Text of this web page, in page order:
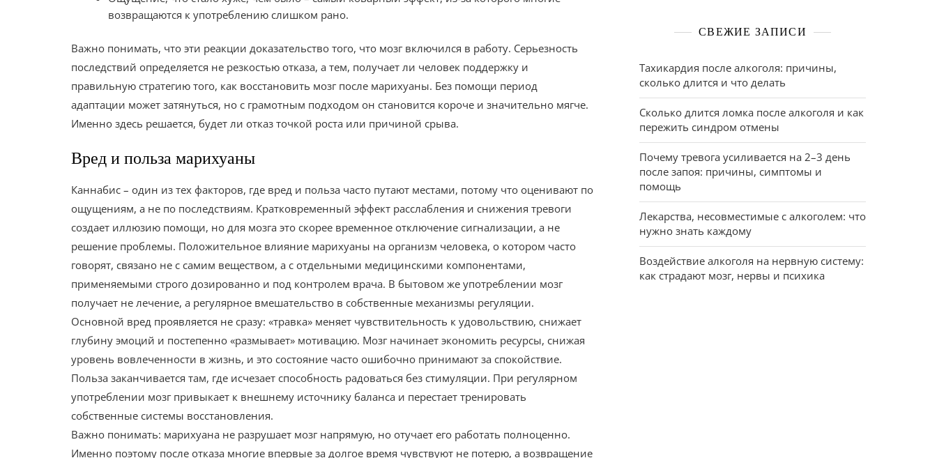
возвращаются к употреблению слишком рано.
Важно понимать, что эти реакции доказательство того, что мозг включился в работу. Серьезность
последствий определяется не резкостью отказа, а тем, получает ли человек поддержку и
правильную стратегию того, как восстановить мозг после марихуаны. Без помощи период
адаптации может затянуться, но с грамотным подходом он становится короче и значительно мягче.
Именно здесь решается, будет ли отказ точкой роста или причиной срыва.
Вред и польза марихуаны
Каннабис – один из тех факторов, где вред и польза часто путают местами, потому что оценивают по
ощущениям, а не по последствиям. Кратковременный эффект расслабления и снижения тревоги
создает иллюзию помощи, но для мозга это скорее временное отключение сигнализации, а не
решение проблемы. Положительное влияние марихуаны на организм человека, о котором часто
говорят, связано не с самим веществом, а с отдельными медицинскими компонентами,
применяемыми строго дозированно и под контролем врача. В бытовом же употреблении мозг
получает не лечение, а регулярное вмешательство в собственные механизмы регуляции.
Основной вред проявляется не сразу: «травка» меняет чувствительность к удовольствию, снижает
глубину эмоций и постепенно «размывает» мотивацию. Мозг начинает экономить ресурсы, снижая
уровень вовлеченности в жизнь, и это состояние часто ошибочно принимают за спокойствие.
Польза заканчивается там, где исчезает способность радоваться без стимуляции. При регулярном
употреблении мозг привыкает к внешнему источнику баланса и перестает тренировать
собственные системы восстановления.
Важно понимать: марихуана не разрушает мозг напрямую, но отучает его работать полноценно.
Именно поэтому после отказа многие впервые за долгое время чувствуют не потерю, а возвращение
СВЕЖИЕ ЗАПИСИ
Тахикардия после алкоголя: причины,
сколько длится и что делать
Сколько длится ломка после алкоголя и как
пережить синдром отмены
Почему тревога усиливается на 2–3 день
после запоя: причины, симптомы и
помощь
Лекарства, несовместимые с алкоголем: что
нужно знать каждому
Воздействие алкоголя на нервную систему:
как страдают мозг, нервы и психика